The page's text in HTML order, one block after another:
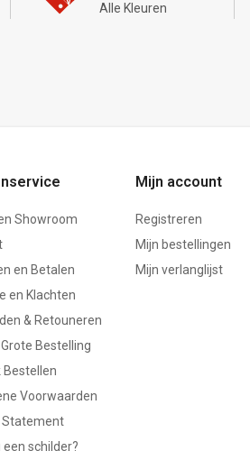
Alle Kleuren
Showroom
en Betalen
en Klachten
& Retouneren
Bestelling
Bestellen
Voorwaarden
Statement
een schilder?
Mijn account
Registreren
Mijn bestellingen
Mijn verlanglijst